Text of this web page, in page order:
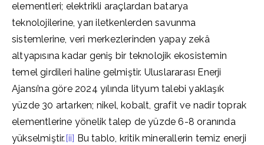
elementleri; elektrikli araçlardan batarya
teknolojilerine, yarı iletkenlerden savunma
sistemlerine, veri merkezlerinden yapay zekâ
altyapısına kadar geniş bir teknolojik ekosistemin
temel girdileri haline gelmiştir. Uluslararası Enerji
Ajansı’na göre 2024 yılında lityum talebi yaklaşık
yüzde 30 artarken; nikel, kobalt, grafit ve nadir toprak
elementlerine yönelik talep de yüzde 6-8 oranında
yükselmiştir.[ii] Bu tablo, kritik minerallerin temiz enerji